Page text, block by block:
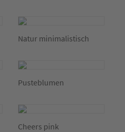
Natur minimalistisch
Pusteblumen
Cheers pink